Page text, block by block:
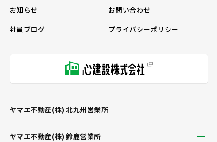
お知らせ
お問い合わせ
社員ブログ
プライバシーポリシー
ヤマエ不動産(株) 北九州営業所
ヤマエ不動産(株) 鈴鹿営業所